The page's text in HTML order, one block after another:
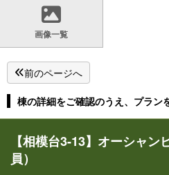
画像一覧
前のページへ
棟の詳細をご確認のうえ、プラン
【相模台3-13】オーシャ
員）